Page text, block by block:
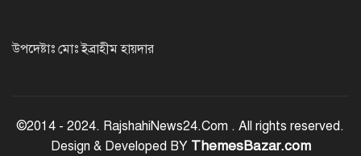
উপদেষ্টাঃ মোঃ ইব্রাহীম হায়দার
©2014 - 2024. RajshahiNews24.Com . All rights reserved.
Design & Developed BY ThemesBazar.com